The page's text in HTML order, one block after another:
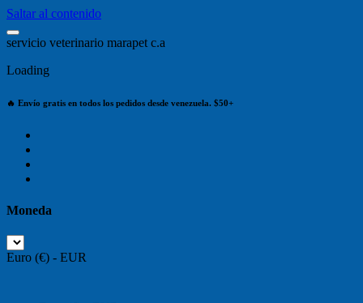
Saltar al contenido
servicio veterinario marapet c.a
Loading
🔥 Envío gratis en todos los pedidos desde venezuela. $50+
Moneda
Euro (€) - EUR